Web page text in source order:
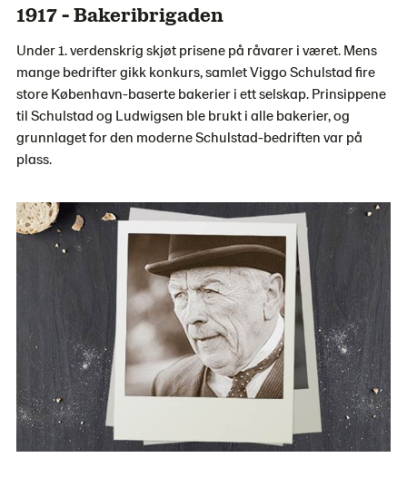
1917 - Bakeribrigaden
Under 1. verdenskrig skjøt prisene på råvarer i været. Mens
mange bedrifter gikk konkurs, samlet Viggo Schulstad fire
store København-baserte bakerier i ett selskap. Prinsippene
til Schulstad og Ludwigsen ble brukt i alle bakerier, og
grunnlaget for den moderne Schulstad-bedriften var på
plass.